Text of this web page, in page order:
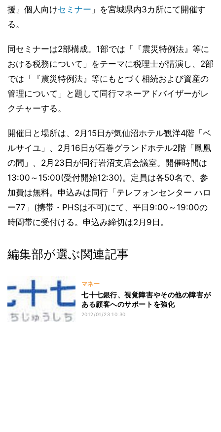
援』個人向けセミナー 」を宮城県内3カ所にて開催す
る。
同セミナーは2部構成。1部では「『震災特例法』等に
おける税務について」をテーマに税理士が講演し、2部
では「『震災特例法』等にもとづく相続および資産の
管理について」と題して同行マネーアドバイザーがレ
クチャーする。
開催日と場所は、2月15日が気仙沼ホテル観洋4階「ベ
ルサイユ」、2月16日が石巻グランドホテル2階「鳳凰
の間」、2月23日が同行岩沼支店会議室。開催時間は
13:00～15:00(受付開始12:30)。定員は各50名で、参
加費は無料。申込みは同行「テレフォンセンター ハロ
ー77」(携帯・PHSは不可)にて、平日9:00～19:00の
時間帯に受付ける。申込み締切は2月9日。
編集部が選ぶ関連記事
マネー
七十七銀行、視覚障害やその他の障害が
ある顧客へのサポートを強化
2012/01/23 10:30